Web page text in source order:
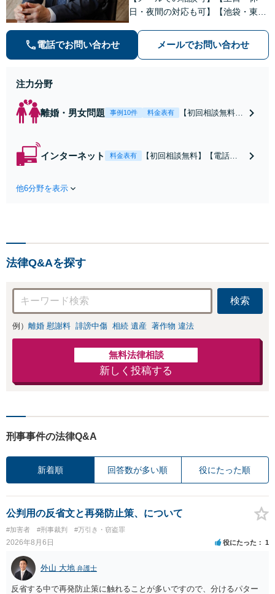
日・夜間の対応も可】【池袋・東池
トラブル・刑事事件を中心に「個
人」の方からのご相談・ご依頼を幅
電話でお問い合わせ メールでお問い合わせ
注力分野
離婚・男女問題 事例10件 料金表有
【初回相談無料】
【池袋・東池袋2
インターネット 料金表有
【初回相談無料】【電話相
応します！即日対応可能。
他6分野を表示
法律Q&Aを探す
検索
例） 離婚 慰謝料 誹謗中傷 相続 遺産 著作物 違法
無料法律相談
新しく投稿する
刑事事件の法律Q&A
新着順 回答数が多い順 役にたった順
公判用の反省文と再発防止策、について
#加害者 #刑事裁判 #万引き・窃盗罪
2026年8月6日 役にたった 1
外山 大地 弁護士
反省する中で再発防止策に触れることが多いですので、分けるパター